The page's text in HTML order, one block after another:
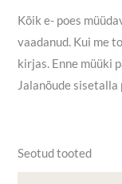
Kõik e- poes
vaadanud. Kui me
kirjas. Enne müüki
Jalanõude
Seotud tooted